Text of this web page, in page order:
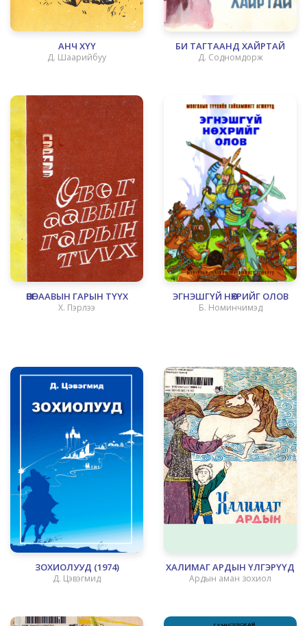
АНЧ ХҮҮ
Д. Шаарийбуу
БИ ТАГТААНД ХАЙРТАЙ
Д. Содномдорж
ӨВӨГ ААВЫН ГАРЫН ТҮҮХ
Х. Пэрлээ
ЭГНЭШГҮЙ НӨХРИЙГ ОЛОВ
Б. Номинчимэд
ЗОХИОЛУУД (1974)
Д. Цэвэгмид
ХАЛИМАГ АРДЫН ҮЛГЭРҮҮД
Ардын аман зохиол